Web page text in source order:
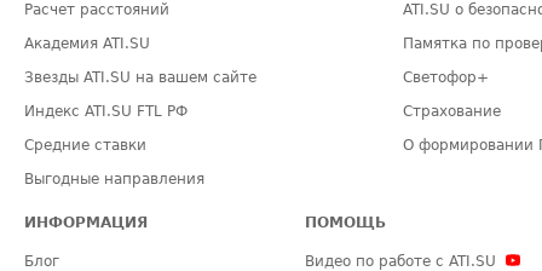
Расчет расстояний
Академия ATI.SU
Звезды ATI.SU на вашем сайте
Индекс ATI.SU FTL РФ
Средние ставки
Выгодные направления
ATI.SU о
Памятка по
Светофор+
Страхование
О формировании
ИНФОРМАЦИЯ
Блог
ПОМОЩЬ
Видео по работе с ATI.SU